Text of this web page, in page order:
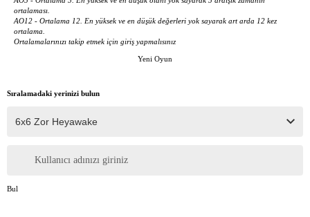
ortalaması.
AO12 - Ortalama 12. En yüksek ve en düşük değerleri yok sayarak art arda 12 kez
ortalama.
Ortalamalarınızı takip etmek için giriş yapmalısınız
Yeni Oyun
Sıralamadaki yerinizi bulun
Kullanıcı adınızı giriniz
Bul